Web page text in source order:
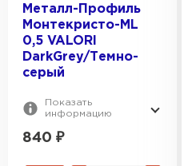
Металл-Профиль
Монтекристо-ML
0,5 VALORI
DarkGrey/Темно-
серый
Показать
информацию
840 ₽